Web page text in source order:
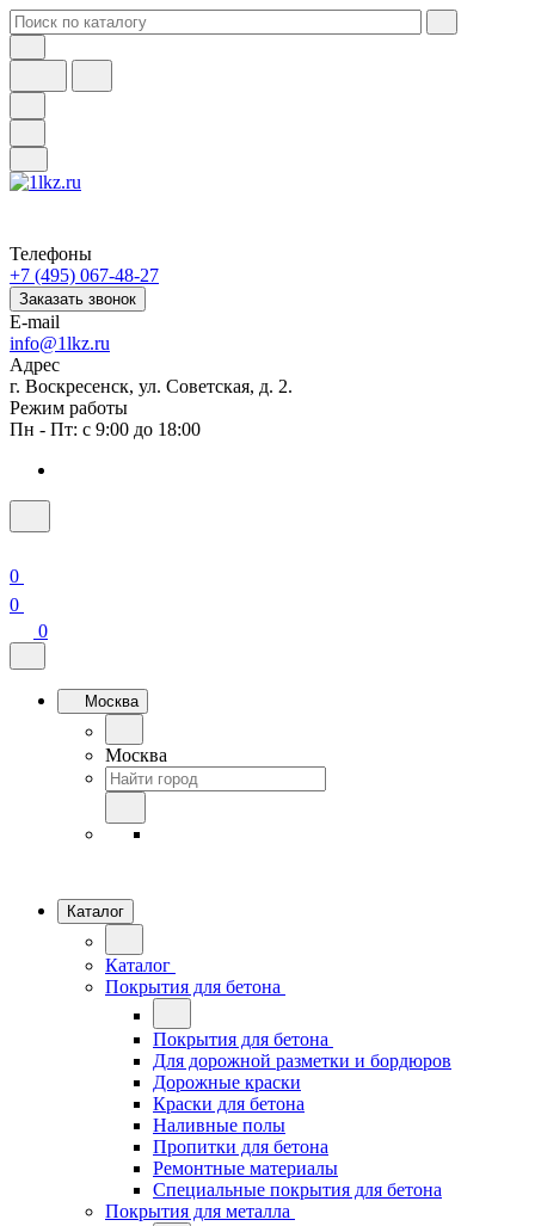
Телефоны
+7 (495) 067-48-27
Заказать звонок
E-mail
info@1lkz.ru
Адрес
г. Воскресенск, ул. Советская, д. 2.
Режим работы
Пн - Пт: с 9:00 до 18:00
0
0
0
Москва
Москва
Каталог
Каталог
Покрытия для бетона
Покрытия для бетона
Для дорожной разметки и бордюров
Дорожные краски
Краски для бетона
Наливные полы
Пропитки для бетона
Ремонтные материалы
Специальные покрытия для бетона
Покрытия для металла